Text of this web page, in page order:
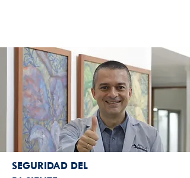
SEGURIDAD DEL